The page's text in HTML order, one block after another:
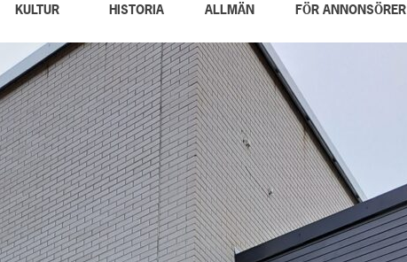
KULTUR
HISTORIA
ALLMÄN
FÖR ANNONSÖRER